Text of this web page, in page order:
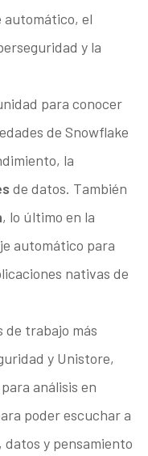
automático, el
y la
para conocer
de Snowflake
la
de datos. También
, lo último en la
automático para
nativas de
de trabajo más
y Unistore,
análisis en
poder escuchar a
datos y pensamiento